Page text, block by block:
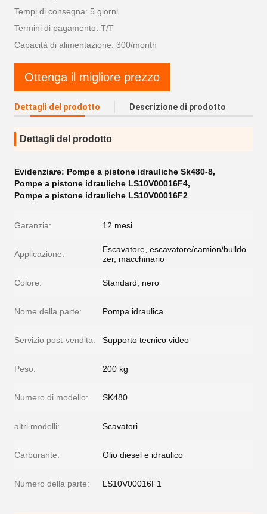
Tempi di consegna: 5 giorni
Termini di pagamento: T/T
Capacità di alimentazione: 300/month
Ottenga il migliore prezzo
Dettagli del prodotto Descrizione di prodotto
Dettagli del prodotto
Evidenziare: Pompe a pistone idrauliche Sk480-8,
Pompe a pistone idrauliche LS10V00016F4,
Pompe a pistone idrauliche LS10V00016F2
Garanzia: 12 mesi
Applicazione:
Escavatore, escavatore/camion/bulldo
zer, macchinario
Colore: Standard, nero
Nome della parte: Pompa idraulica
Servizio post-vendita: Supporto tecnico video
Peso: 200 kg
Numero di modello: SK480
altri modelli: Scavatori
Carburante: Olio diesel e idraulico
Numero della parte: LS10V00016F1